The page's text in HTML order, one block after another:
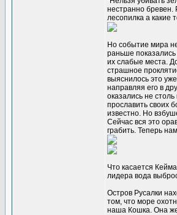
нестранно бревен.
лесопилка а какие
Но событие мира
раньше
их слабые места.
страшное
выяснилось это
направляя его в
оказались не
прославить своих
известно. Но
Сейчас вся это
грабить. Теперь
Что касается
лидера вода
Остров Русалки
том, что море
наша Кошка. Она